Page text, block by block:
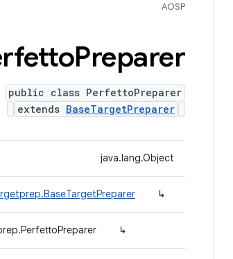
AOSP
Preparer
public class PerfettoPreparer
extends BaseTargetPreparer
java.lang.Object
↳
↳